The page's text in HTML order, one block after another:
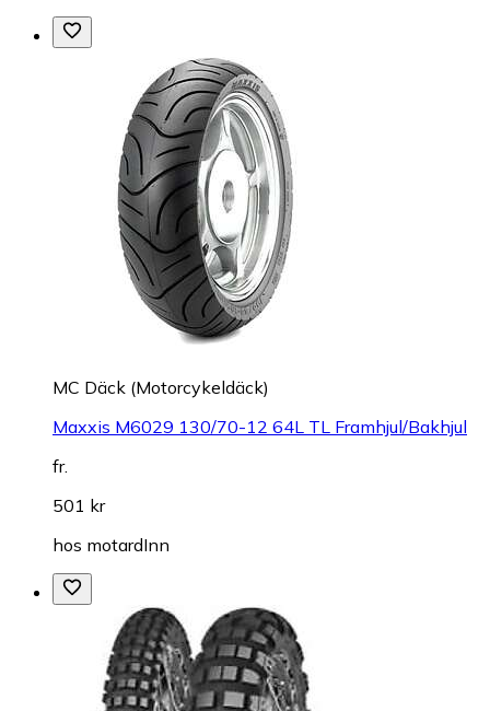
MC Däck (Motorcykeldäck)
Maxxis M6029 130/70-12 64L TL Framhjul/Bakhjul
fr.
501 kr
hos motardInn